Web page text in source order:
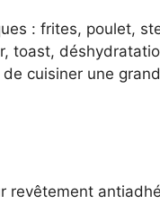
: frites, poulet,
toast,
cuisiner une
revêtement